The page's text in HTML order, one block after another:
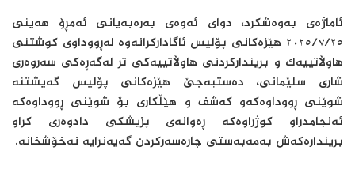
ئاماژەی بەوەشکرد، دوای ئەوەی بەرەبەیانی ئەمڕۆ هەینی
٢٠٢٥/٧/٢٥ هێزەکانی پۆلیس ئاگادارکرانەوە لەڕووداوی کوشتنی
هاوڵاتییەک و بریندارکردنی هاوڵاتییەکی تر لەگەڕەکی سەروەری
شاری سلێمانی، دەستبەجێ هێزەکانی پۆلیس گەیشتنە
شوێنی ڕووداوەکەو کەشف و هێڵکاری بۆ شوێنی ڕووداوەکە
ئەنجامدراو کوژراوەکە ڕەوانەی پزیشکی دادوەری کراو
بریندارەکەش بەمەبەستی چارەسەرکردن گەیەنرایە نەخۆشخانە.